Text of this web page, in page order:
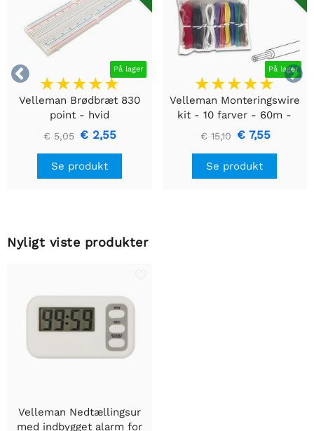

 På lager
Velleman Brødbræt 830
point - hvid
€ 5,05 € 2,55
Se produkt
På lager
Velleman Monteringswire
kit - 10 farver - 60m -
multicore
€ 15,10 € 7,55
Se produkt
Nyligt viste produkter
Velleman Nedtællingsur
med indbygget alarm for